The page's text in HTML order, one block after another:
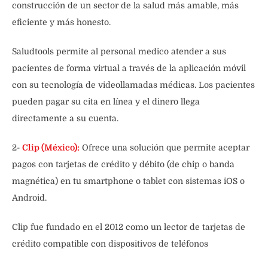
construcción de un sector de la salud más amable, más
eficiente y más honesto.
Saludtools permite al personal medico atender a sus
pacientes de forma virtual a través de la aplicación móvil
con su tecnología de videollamadas médicas. Los pacientes
pueden pagar su cita en línea y el dinero llega
directamente a su cuenta.
2- Clip (México): Ofrece una solución que permite aceptar
pagos con tarjetas de crédito y débito (de chip o banda
magnética) en tu smartphone o tablet con sistemas iOS o
Android.
Clip fue fundado en el 2012 como un lector de tarjetas de
crédito compatible con dispositivos de teléfonos